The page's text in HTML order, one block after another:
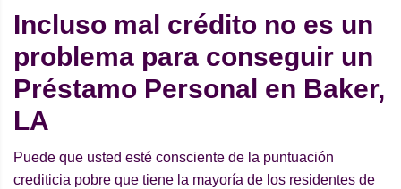
Incluso mal crédito no es un
problema para conseguir un
Préstamo Personal en Baker,
LA
Puede que usted esté consciente de la puntuación
crediticia pobre que tiene la mayoría de los residentes de